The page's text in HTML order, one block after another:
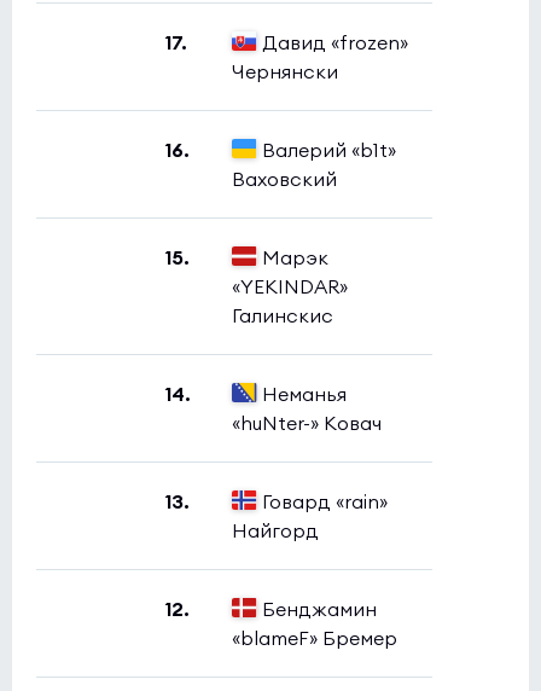
17.
Давид «frozen»
Чернянски
16.
Валерий «b1t»
Ваховский
15.
Марэк
«YEKINDAR»
Галинскис
14.
Неманья
«huNter-» Ковач
13.
Говард «rain»
Найгорд
12.
Бенджамин
«blameF» Бремер